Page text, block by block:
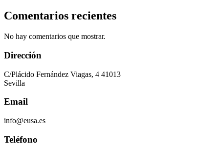
Comentarios recientes
No hay comentarios que mostrar.
Dirección
C/Plácido Fernández Viagas, 4 41013
Sevilla
Email
info@eusa.es
Teléfono